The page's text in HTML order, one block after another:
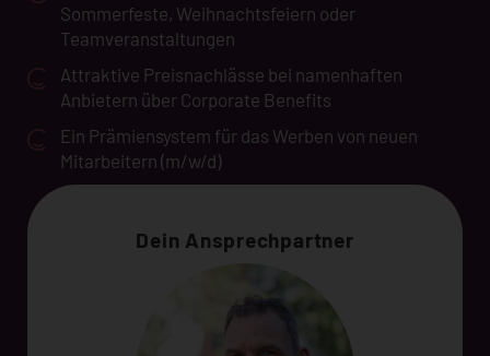
Dein Ansprechpartner
Sommerfeste, Weihnachtsfeiern oder
Teamveranstaltungen
Attraktive Preisnachlässe bei namenhaften
Anbietern über Corporate Benefits
Ein Prämiensystem für das Werben von neuen
Mitarbeitern (m/w/d)